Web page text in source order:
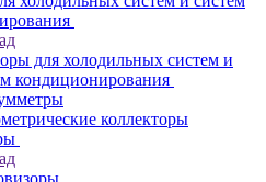
для холодильных систем и
кондиционирования
коллекторы